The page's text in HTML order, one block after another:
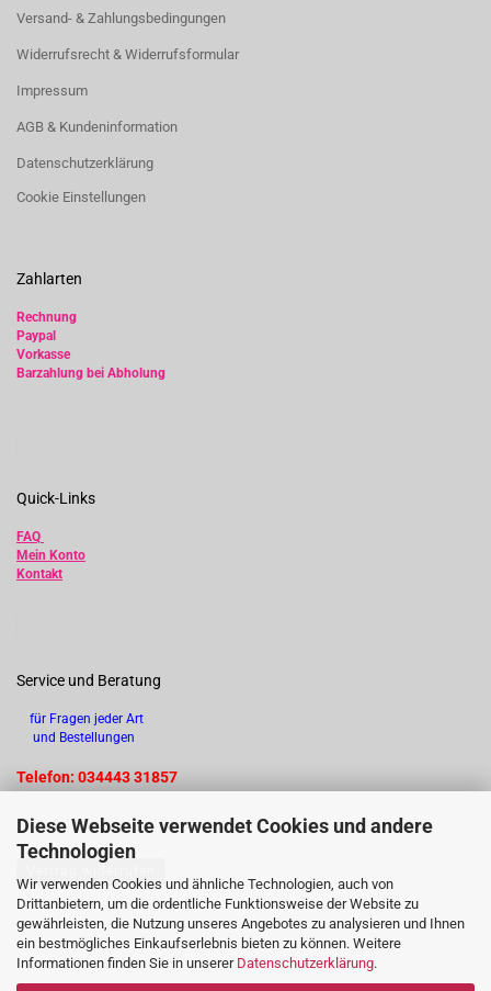
Diese Webseite verwendet Cookies und andere
Technologien
Wir verwenden Cookies und ähnliche Technologien, auch von
Drittanbietern, um die ordentliche Funktionsweise der Website zu
gewährleisten, die Nutzung unseres Angebotes zu analysieren und Ihnen
ein bestmögliches Einkaufserlebnis bieten zu können. Weitere
Informationen finden Sie in unserer Datenschutzerklärung.
Versand- & Zahlungsbedingungen
Widerrufsrecht & Widerrufsformular
Impressum
AGB & Kundeninformation
Datenschutzerklärung
Cookie Einstellungen
Zahlarten
Rechnung
Paypal
Vorkasse
Barzahlung bei Abholung
Quick-Links
FAQ
Mein Konto
Kontakt
Service und Beratung
für Fragen jeder Art
und Bestellungen
Telefon: 034443 31857